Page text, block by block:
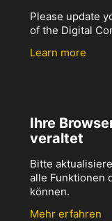
Please update
of the Digital
Learn more
Ihre
veraltet
Bitte
alle Funktionen
können.
Mehr erfahren